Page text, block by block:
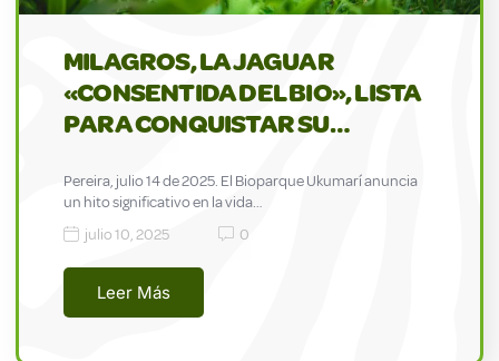
MILAGROS, LA JAGUAR
«CONSENTIDA DEL BIO», LISTA
PARA CONQUISTAR SU…
Pereira, julio 14 de 2025. El Bioparque Ukumarí anuncia
un hito significativo en la vida…
julio 10, 2025
0
Leer Más